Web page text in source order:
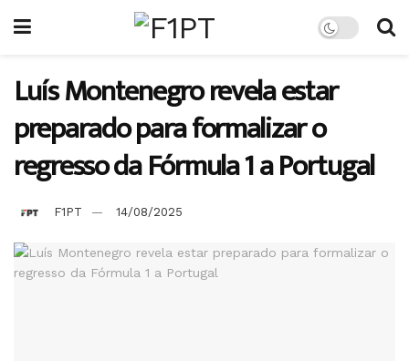
Luís Montenegro revela estar
preparado para formalizar o
regresso da Fórmula 1 a Portugal
F1PT 14/08/2025